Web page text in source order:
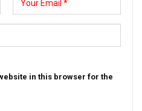
in this browser for the